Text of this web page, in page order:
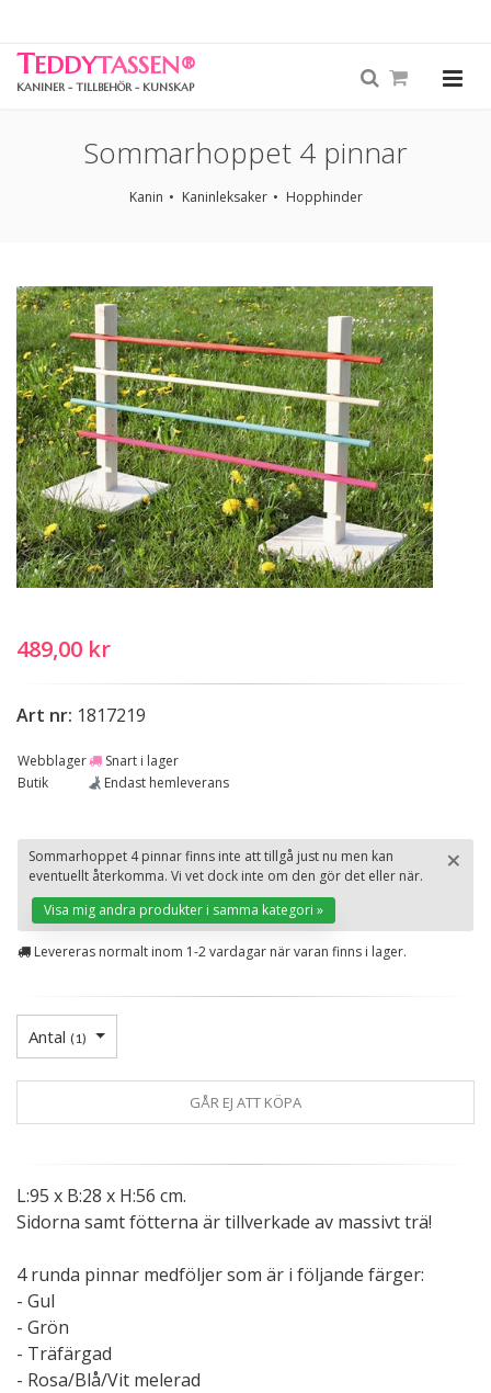
TEDDYTASSEN®
KANINER - TILLBEHÖR - KUNSKAP
Sommarhoppet 4 pinnar
Kanin Kaninleksaker Hopphinder
489,00 kr
Art nr: 1817219
Webblager
Snart i lager
Butik
Endast hemleverans
×
Sommarhoppet 4 pinnar finns inte att tillgå just nu men kan
eventuellt återkomma. Vi vet dock inte om den gör det eller när.
Visa mig andra produkter i samma kategori »
Levereras normalt inom 1-2 vardagar när varan finns i lager.
Antal (1)
GÅR EJ ATT KÖPA
L:95 x B:28 x H:56 cm.
Sidorna samt fötterna är tillverkade av massivt trä!
4 runda pinnar medföljer som är i följande färger:
- Gul
- Grön
- Träfärgad
- Rosa/Blå/Vit melerad